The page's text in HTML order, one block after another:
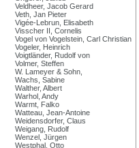
Veldheer, Jacob Gerard
Veth, Jan Pieter
Vigée-Lebrun, Elisabeth
Visscher II, Cornelis
Vogel von Vogelstein, Carl Christian
Vogeler, Heinrich
Voigtländer, Rudolf von
Volmer, Steffen
W. Lameyer & Sohn,
Wachs, Sabine
Walther, Albert
Warhol, Andy
Warmt, Falko
Watteau, Jean-Antoine
Weidensdorfer, Claus
Weigang, Rudolf
Wenzel, Jürgen
Westphal, Otto